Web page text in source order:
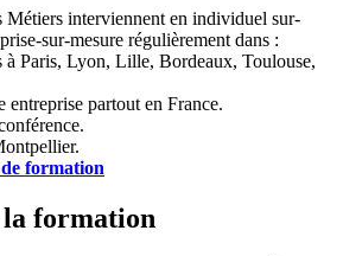
Métiers interviennent en individuel sur-
sur-mesure régulièrement dans :
à Paris, Lyon, Lille, Bordeaux, Toulouse,
entreprise partout en France.
formation
formation